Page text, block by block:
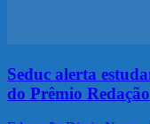
Seduc alerta
do Prêmio